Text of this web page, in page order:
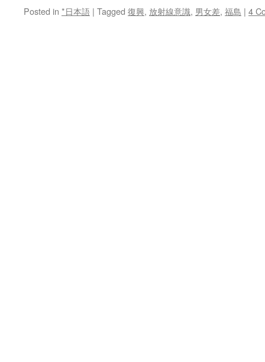
Posted in *日本語 | Tagged 復興, 放射線意識, 男女差, 福島 | 4